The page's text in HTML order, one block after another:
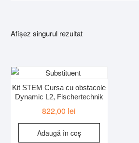
Afișez singurul rezultat
Kit STEM Cursa cu obstacole
Dynamic L2, Fischertechnik
822,00 lei
Adaugă în coș